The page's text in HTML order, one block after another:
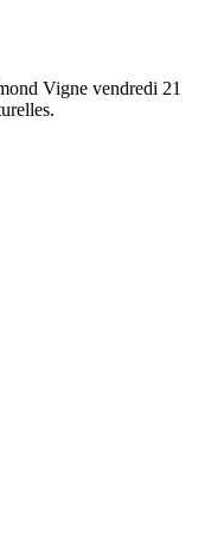
Vigne vendredi 21